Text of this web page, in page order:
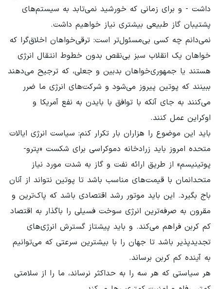
داشت - و برای زمانی که خورشید نمی‌تابد به سیستم‌های
پشتیبان گاز طبیعی بیشتری نیاز خواهیم داشت.
نمی‌دانم چه کسی بی‌مسئول‌تر است: ترقی‌خواهان اخلاق‌گرا که
خواهان یک انقلاب سبز بی‌نقص بدون خطوط انتقال انرژی
هستند یا جمهوری‌خواهان بدبین و جعلی، که ترجیح می‌دهند
ببینند که پوتین پیروز می‌شود و شرکت‌های انرژی ما ضرر
می‌کنند به جای آنکه با توافق با بایدن به نفع آمریکا و
اوکراین عمل کنند.
باید این موضوع را هزاران بار تکرار کنم: سیاست انرژی ایالات
متحده امروز باید زرادخانه دموکراسی برای شکست «پترو-
پوتینیسم» از طریق ارائه نفت و گاز به شدت مورد نیاز
متحدانمان با قیمت‌های مناسب باشد تا پوتین نتواند از آنان
باج بگیرد. این باید موتور رشد اقتصادی باشد که پاک‌ترین و
مقرون به صرفه‌ترین انرژی سوخت فسیلی را باگذار به اقتصاد
کم کربن فراهم می‌کند. و باید پیشتاز گسترش انرژی‌های
تجدیدپذیر باشد تا جهان را با بیشترین سرعتی که می‌توانیم
به آینده کم کربن برساند.
هر سیاستی که هر سه را به حداکثر نرساند، ما را از سلامتی